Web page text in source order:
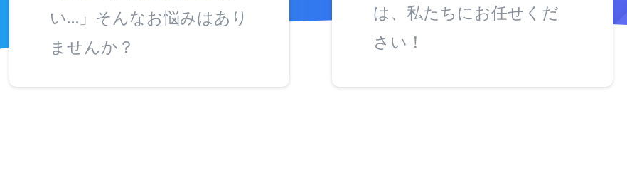
い…」そんなお悩みはあり
ませんか？
は、私たちにお任せくだ
さい！